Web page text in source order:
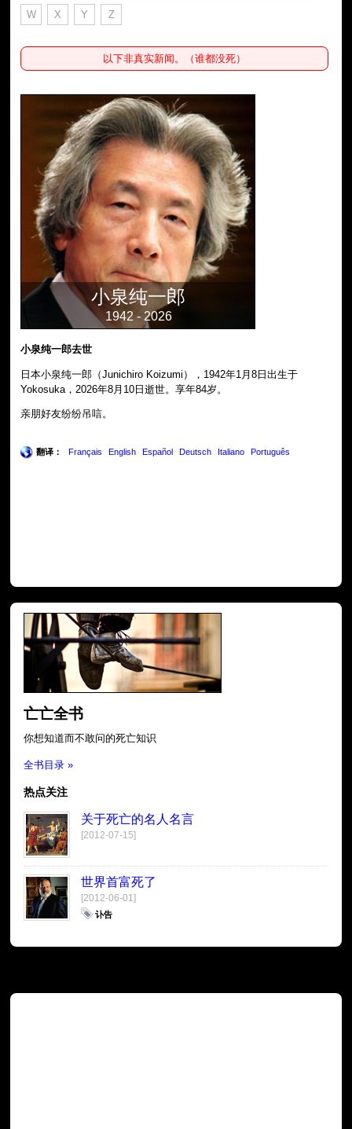
W X Y Z
以下非真实新闻。（谁都没死）
小泉纯一郎
1942 - 2026
小泉纯一郎去世
日本小泉纯一郎（Junichiro Koizumi），1942年1月8日出生于
Yokosuka，2026年8月10日逝世。享年84岁。
亲朋好友纷纷吊唁。
翻译： Français English Español Deutsch Italiano Português
亡亡全书
你想知道而不敢问的死亡知识
全书目录 »
热点关注
关于死亡的名人名言
[2012-07-15]
世界首富死了
[2012-06-01]
讣告